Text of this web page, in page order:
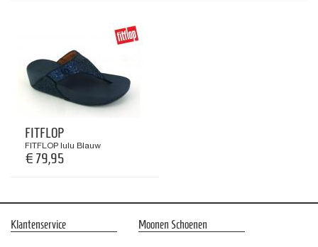
FITFLOP
FITFLOP lulu Blauw
€ 79,95
Klantenservice Moonen Schoenen